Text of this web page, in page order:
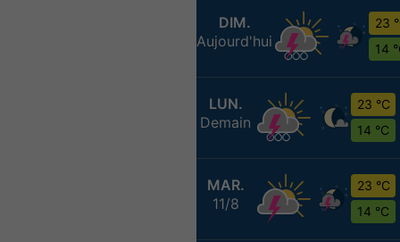
DIM.
Aujourd'hui
23
14
LUN.
Demain
23 °C
14 °C
MAR.
11/8
23 °C
14 °C